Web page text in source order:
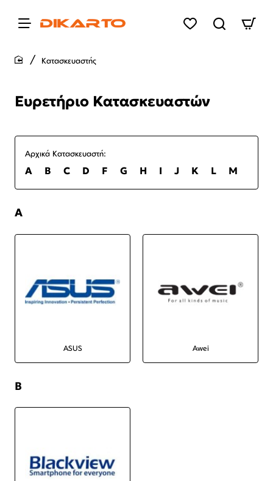
Ευρετήριο Κατασκευαστών
Κατασκευαστής
Αρχικά Κατασκευαστή:
A B C D F G H I J K L M
A
ASUS Awei
B